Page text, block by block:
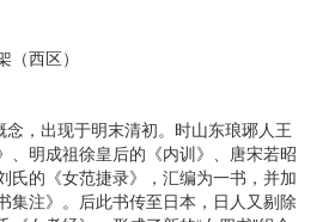
西区）
念，出现于明末清初。时山东琅琊人王
、明成祖徐皇后的《内训》、唐宋若昭
氏的《女范捷录》，汇编为一书，并加
集注》。后此书传至日本，日人又剔除